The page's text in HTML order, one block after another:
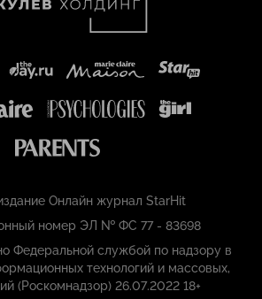
Онлайн журнал StarHit
номер ЭЛ № ФС 77 - 83698
Федеральной службой по надзору в
технологий и массовых,
(Роскомнадзор) 26.07.2022 18+